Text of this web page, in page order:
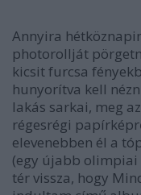
Annyira
photorollját
kicsit furcsa
hunyorítva kell
lakás sarkai, meg
régesrégi
elevenebben él a
(egy újabb olimpiai
tér vissza, hogy